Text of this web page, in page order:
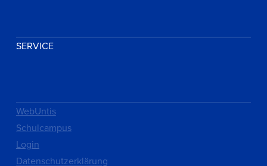
SERVICE
WebUntis
Schulcampus
Login
Datenschutzerklärung